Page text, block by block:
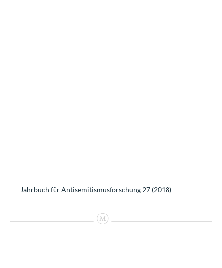
Jahrbuch für Antisemitismusforschung 27 (2018)